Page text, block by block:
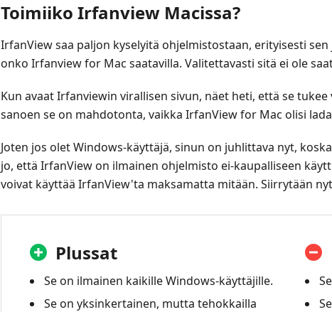
Toimiiko Irfanview Macissa?
IrfanView saa paljon kyselyitä ohjelmistostaan, erityisesti
onko Irfanview for Mac saatavilla. Valitettavasti sitä ei ole
Kun avaat Irfanviewin virallisen sivun, näet heti, että se tukee
sanoen se on mahdotonta, vaikka IrfanView for Mac olisi
Joten jos olet Windows-käyttäjä, sinun on juhlittava nyt,
jo, että IrfanView on ilmainen ohjelmisto ei-kaupalliseen
voivat käyttää IrfanView'ta maksamatta mitään. Siirrytään
Plussat
Se on ilmainen kaikille Windows-käyttäjille.
Se on yksinkertainen, mutta tehokkailla